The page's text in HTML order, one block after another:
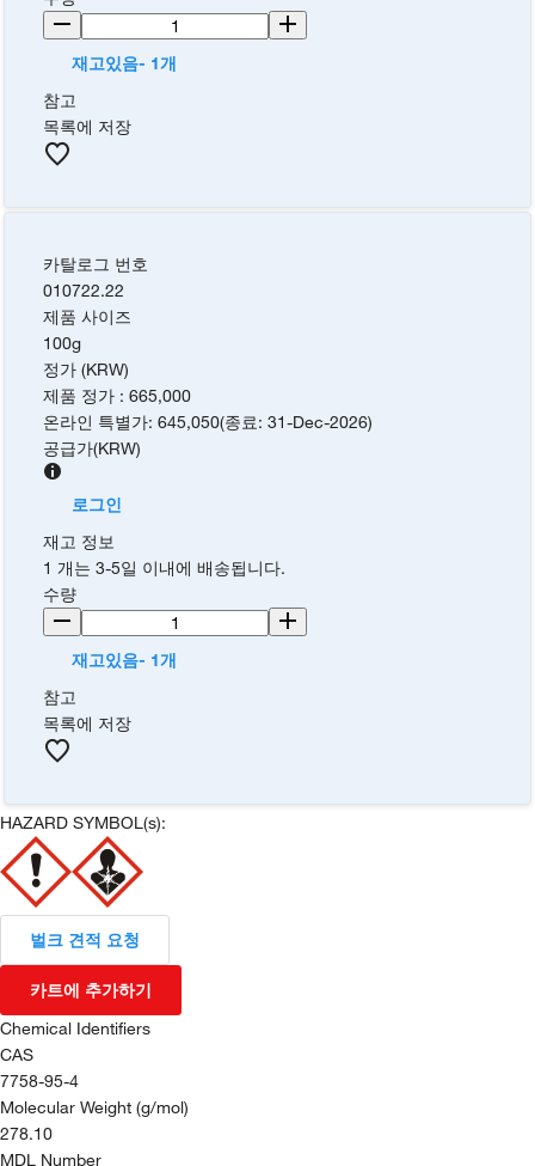
재고있음- 1개
참고
목록에 저장
카탈로그 번호
010722.22
제품 사이즈
100g
정가 (KRW)
제품 정가 :665,000
온라인 특별가:645,050(종료:31-Dec-2026)
공급가(KRW)
로그인
재고 정보
1 개는 3-5일 이내에 배송됩니다.
수량
재고있음- 1개
참고
목록에 저장
HAZARD SYMBOL(s):
벌크 견적 요청
카트에 추가하기
Chemical Identifiers
CAS
7758-95-4
Molecular Weight (g/mol)
278.10
MDL Number